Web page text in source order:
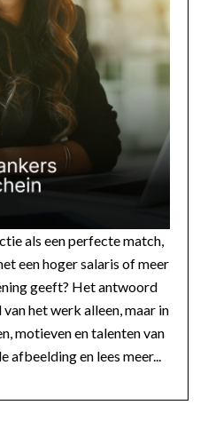
als een perfecte match,
een hoger salaris of meer
geeft? Het antwoord
het werk alleen, maar in
motieven en talenten van
afbeelding en lees meer...